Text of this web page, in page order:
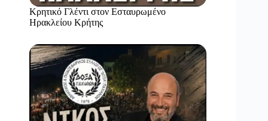
Κρητικό Γλέντι στον Εσταυρωμένο
Ηρακλείου Κρήτης